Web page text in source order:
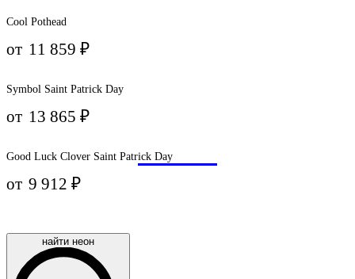
Cool Pothead
от 11 859₽
Symbol Saint Patrick Day
от 13 865₽
Good Luck Clover Saint Patrick Day
от 9 912₽
найти неон